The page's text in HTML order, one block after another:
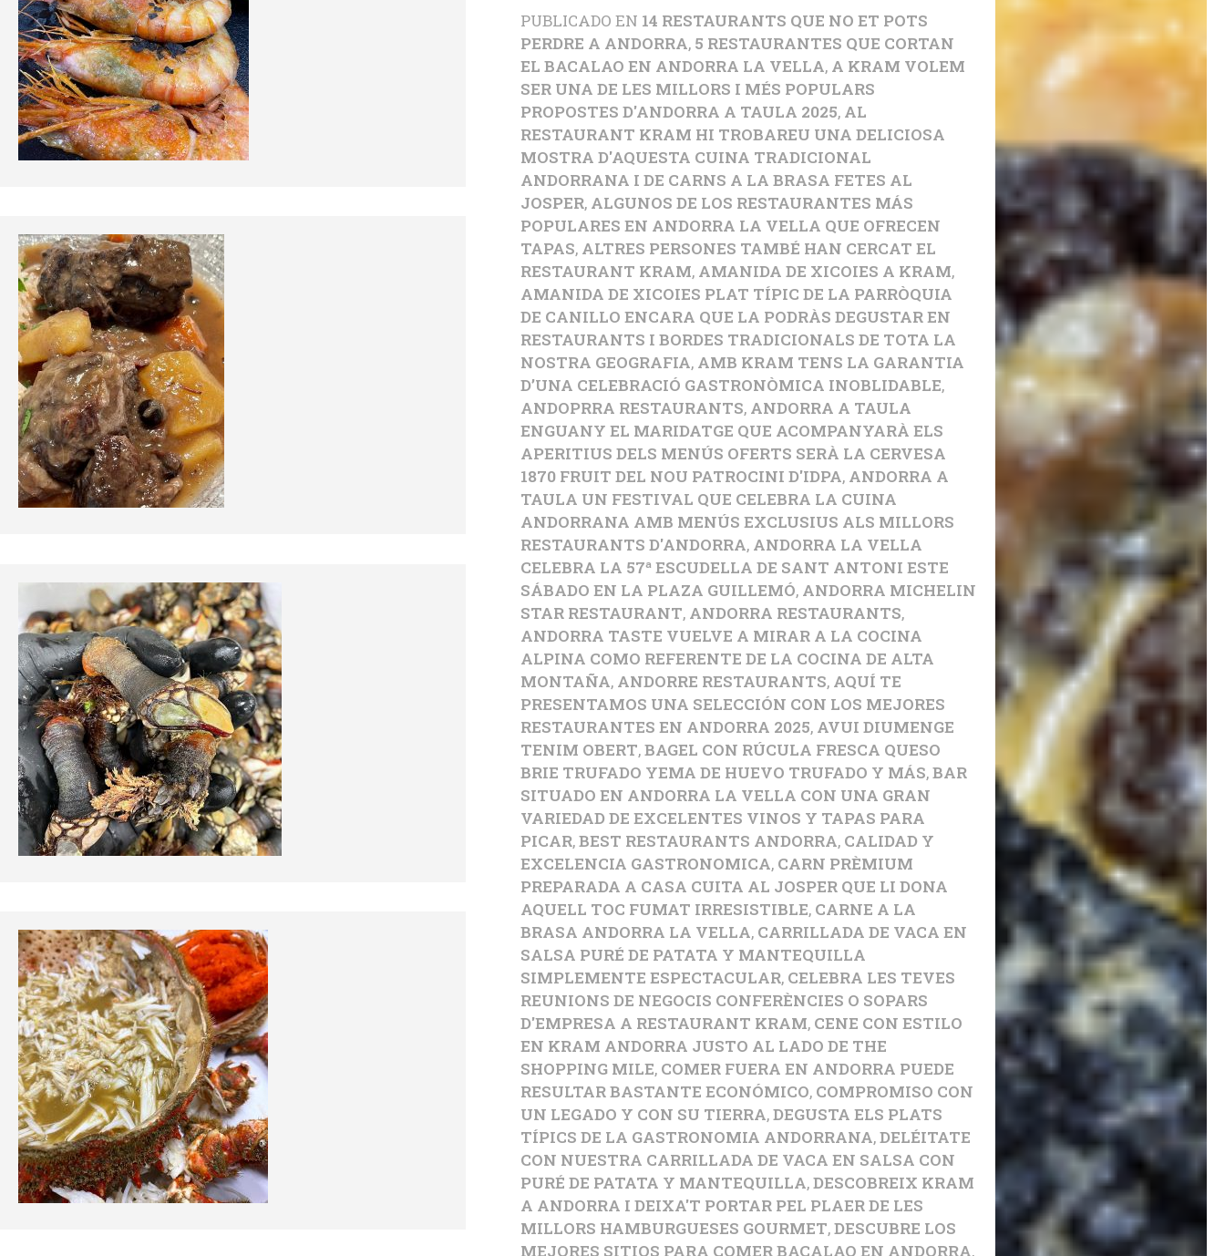
PUBLICADO EN 14 RESTAURANTS QUE NO ET POTS
PERDRE A ANDORRA, 5 RESTAURANTES QUE CORTAN
EL BACALAO EN ANDORRA LA VELLA, A KRAM VOLEM
SER UNA DE LES MILLORS I MÉS POPULARS
PROPOSTES D'ANDORRA A TAULA 2025, AL
RESTAURANT KRAM HI TROBAREU UNA DELICIOSA
MOSTRA D'AQUESTA CUINA TRADICIONAL
ANDORRANA I DE CARNS A LA BRASA FETES AL
JOSPER, ALGUNOS DE LOS RESTAURANTES MÁS
POPULARES EN ANDORRA LA VELLA QUE OFRECEN
TAPAS, ALTRES PERSONES TAMBÉ HAN CERCAT EL
RESTAURANT KRAM, AMANIDA DE XICOIES A KRAM,
AMANIDA DE XICOIES PLAT TÍPIC DE LA PARRÒQUIA
DE CANILLO ENCARA QUE LA PODRÀS DEGUSTAR EN
RESTAURANTS I BORDES TRADICIONALS DE TOTA LA
NOSTRA GEOGRAFIA, AMB KRAM TENS LA GARANTIA
D’UNA CELEBRACIÓ GASTRONÒMICA INOBLIDABLE,
ANDOPRRA RESTAURANTS, ANDORRA A TAULA
ENGUANY EL MARIDATGE QUE ACOMPANYARÀ ELS
APERITIUS DELS MENÚS OFERTS SERÀ LA CERVESA
1870 FRUIT DEL NOU PATROCINI D'IDPA, ANDORRA A
TAULA UN FESTIVAL QUE CELEBRA LA CUINA
ANDORRANA AMB MENÚS EXCLUSIUS ALS MILLORS
RESTAURANTS D'ANDORRA, ANDORRA LA VELLA
CELEBRA LA 57ª ESCUDELLA DE SANT ANTONI ESTE
SÁBADO EN LA PLAZA GUILLEMÓ, ANDORRA MICHELIN
STAR RESTAURANT, ANDORRA RESTAURANTS,
ANDORRA TASTE VUELVE A MIRAR A LA COCINA
ALPINA COMO REFERENTE DE LA COCINA DE ALTA
MONTAÑA, ANDORRE RESTAURANTS, AQUÍ TE
PRESENTAMOS UNA SELECCIÓN CON LOS MEJORES
RESTAURANTES EN ANDORRA 2025, AVUI DIUMENGE
TENIM OBERT,BAGEL CON RÚCULA FRESCA QUESO
BRIE TRUFADO YEMA DE HUEVO TRUFADO Y MÁS,BAR
SITUADO EN ANDORRA LA VELLA CON UNA GRAN
VARIEDAD DE EXCELENTES VINOS Y TAPAS PARA
PICAR,BEST RESTAURANTS ANDORRA, CALIDAD Y
EXCELENCIA GASTRONOMICA, CARN PRÈMIUM
PREPARADA A CASA CUITA AL JOSPER QUE LI DONA
AQUELL TOC FUMAT IRRESISTIBLE, CARNE A LA
BRASA ANDORRA LA VELLA, CARRILLADA DE VACA EN
SALSA PURÉ DE PATATA Y MANTEQUILLA
SIMPLEMENTE ESPECTACULAR, CELEBRA LES TEVES
REUNIONS DE NEGOCIS CONFERÈNCIES O SOPARS
D'EMPRESA A RESTAURANT KRAM, CENE CON ESTILO
EN KRAM ANDORRA JUSTO AL LADO DE THE
SHOPPING MILE, COMER FUERA EN ANDORRA PUEDE
RESULTAR BASTANTE ECONÓMICO, COMPROMISO CON
UN LEGADO Y CON SU TIERRA,DEGUSTA ELS PLATS
TÍPICS DE LA GASTRONOMIA ANDORRANA,DELÉITATE
CON NUESTRA CARRILLADA DE VACA EN SALSA CON
PURÉ DE PATATA Y MANTEQUILLA,DESCOBREIX KRAM
A ANDORRA I DEIXA'T PORTAR PEL PLAER DE LES
MILLORS HAMBURGUESES GOURMET,DESCUBRE LOS
MEJORES SITIOS PARA COMER BACALAO EN ANDORRA,